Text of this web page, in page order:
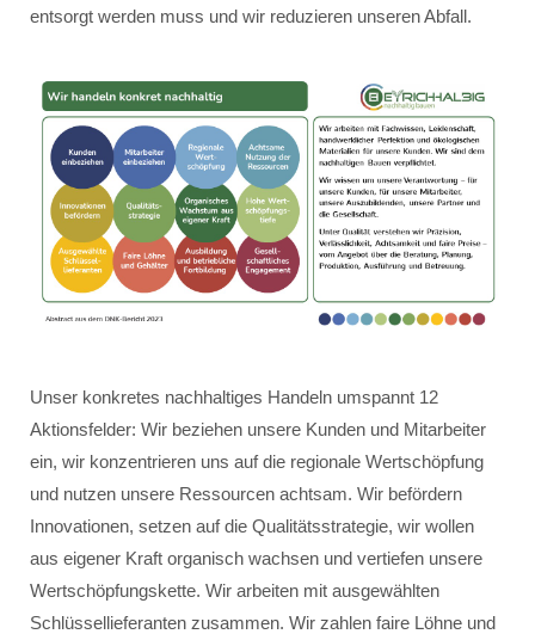
entsorgt werden muss und wir reduzieren unseren Abfall.
Unser konkretes nachhaltiges Handeln umspannt 12
Aktionsfelder: Wir beziehen unsere Kunden und Mitarbeiter
ein, wir konzentrieren uns auf die regionale Wertschöpfung
und nutzen unsere Ressourcen achtsam. Wir befördern
Innovationen, setzen auf die Qualitätsstrategie, wir wollen
aus eigener Kraft organisch wachsen und vertiefen unsere
Wertschöpfungskette. Wir arbeiten mit ausgewählten
Schlüssellieferanten zusammen. Wir zahlen faire Löhne und